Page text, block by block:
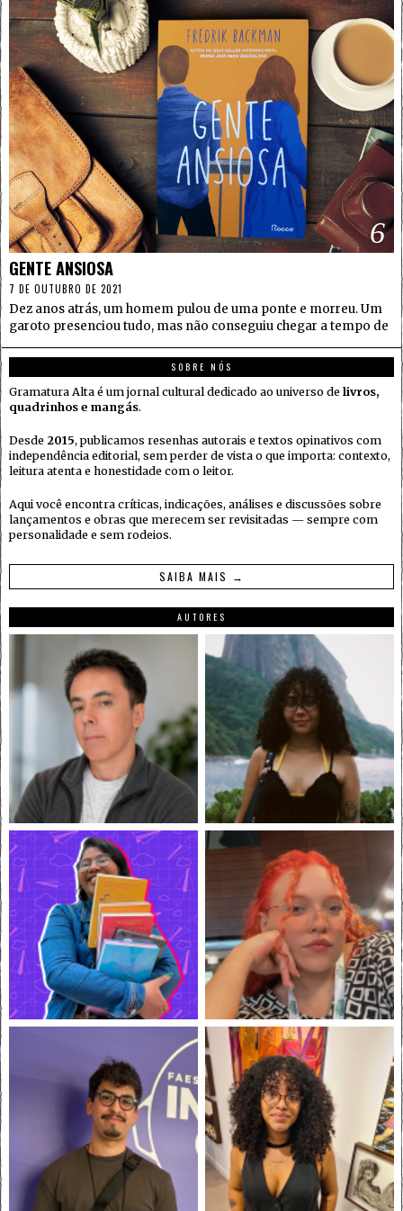
6
GENTE ANSIOSA
7 DE OUTUBRO DE 2021
Dez anos atrás, um homem pulou de uma ponte e morreu. Um
garoto presenciou tudo, mas não conseguiu chegar a tempo de
SOBRE NÓS
Gramatura Alta é um jornal cultural dedicado ao universo de livros,
quadrinhos e mangás.
Desde 2015, publicamos resenhas autorais e textos opinativos com
independência editorial, sem perder de vista o que importa: contexto,
leitura atenta e honestidade com o leitor.
Aqui você encontra críticas, indicações, análises e discussões sobre
lançamentos e obras que merecem ser revisitadas — sempre com
personalidade e sem rodeios.
SAIBA MAIS →
AUTORES